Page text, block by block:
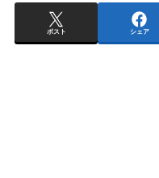
ポスト シェア